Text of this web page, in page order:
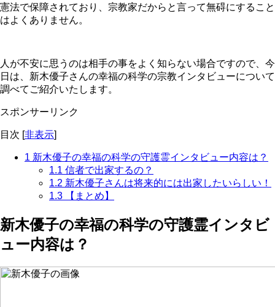
憲法で保障されており、宗教家だからと言って無碍にすること
はよくありません。
人が不安に思うのは相手の事をよく知らない場合ですので、今
日は、新木優子さんの幸福の科学の宗教インタビューについて
調べてご紹介いたします。
スポンサーリンク
目次 [非表示]
1 新木優子の幸福の科学の守護霊インタビュー内容は？
1.1 信者で出家するの？
1.2 新木優子さんは将来的には出家したいらしい！
1.3 【まとめ】
新木優子の幸福の科学の守護霊インタビ
ュー内容は？